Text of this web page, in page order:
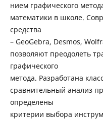
нием графического
математики в школе.
средства
– GeoGebra, Desmos,
позволяют преодолеть
графического
метода. Разработана
сравнительный анализ
определены
критерии выбора